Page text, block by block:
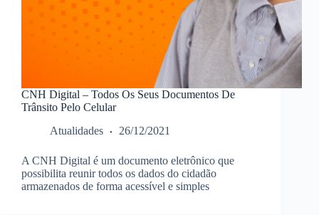
CNH Digital – Todos Os Seus Documentos De
Trânsito Pelo Celular
Atualidades
26/12/2021
A CNH Digital é um documento eletrônico que
possibilita reunir todos os dados do cidadão
armazenados de forma acessível e simples